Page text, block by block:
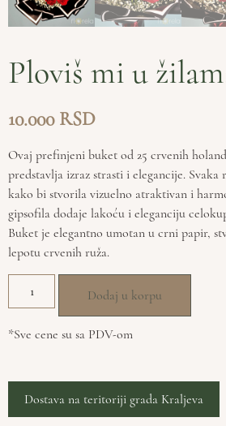
Ploviš mi u
10.000
Ovaj prefinjeni buket od 25 crvenih
predstavlja izraz strasti i elegancije.
kako bi stvorila vizuelno atraktivan i
gipsofila dodaje lakoću i eleganciju
Buket je elegantno umotan u crni papir,
lepotu crvenih ruža.
Dodaj u korpu
*Sve cene su sa PDV-om
Dostava na teritoriji grada Kraljeva